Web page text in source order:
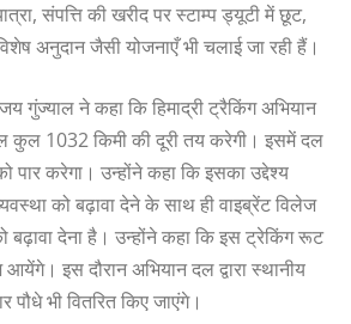
संपत्ति की खरीद पर स्टाम्प ड्यूटी में छूट,
अनुदान जैसी योजनाएँ भी चलाई जा रही हैं।
गुंज्याल ने कहा कि हिमाद्री ट्रैकिंग अभियान
कुल 1032 किमी की दूरी तय करेगी। इसमें दल
पार करेगा। उन्होंने कहा कि इसका उद्देश्य
को बढ़ावा देने के साथ ही वाइब्रेंट विलेज
बढ़ावा देना है। उन्होंने कहा कि इस ट्रेकिंग रूट
इस दौरान अभियान दल द्वारा स्थानीय
भी वितरित किए जाएंगे।